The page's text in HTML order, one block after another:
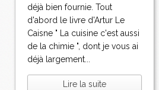
déjà bien fournie. Tout
d'abord le livre d'Artur Le
Caisne " La cuisine c'est aussi
de la chimie ", dont je vous ai
déjà largement...
Lire la suite